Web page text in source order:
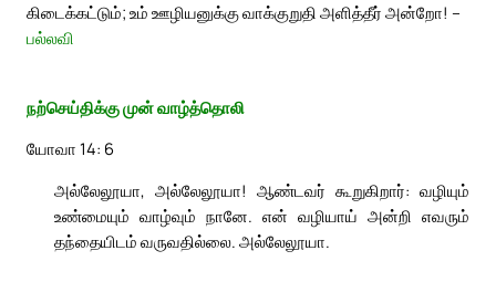
கிடைக்கட்டும்; உம் ஊழியனுக்கு வாக்குறுதி அளித்தீர் அன்றோ! –
பல்லவி
நற்செய்திக்கு முன் வாழ்த்தொலி
யோவா 14: 6
அல்லேலூயா, அல்லேலூயா! ஆண்டவர் கூறுகிறார்: வழியும்
உண்மையும் வாழ்வும் நானே. என் வழியாய் அன்றி எவரும்
தந்தையிடம் வருவதில்லை. அல்லேலூயா.